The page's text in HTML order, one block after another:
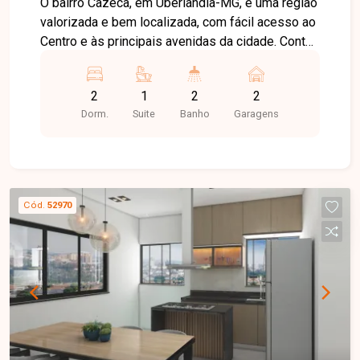
O bairro Cazeca, em Uberlândia-MG, é uma região
valorizada e bem localizada, com fácil acesso ao
Centro e às principais avenidas da cidade. Conta
supermercados, escolas, farmácias e diversos
serviços, oferecendo praticidade e qualidade de
de teto, 02 quartos, sendo 01 suíte com closet,
armários planejados e varanda, além de banheiro
social. A suíte possui banheiro com box em vidro
temperado, armário sob a pia e espelho. A
cozinha é planejada, equipada com armários,
forno, cooktop e bancada, além de lavanderia
independente. A varanda gourmet, com acesso
pela sala e pela cozinha, conta com armários
planejados, proporcionando um ambiente ideal
2
Dorm.
1
Suite
2
Banho
2
Garagens
Cód. 52970